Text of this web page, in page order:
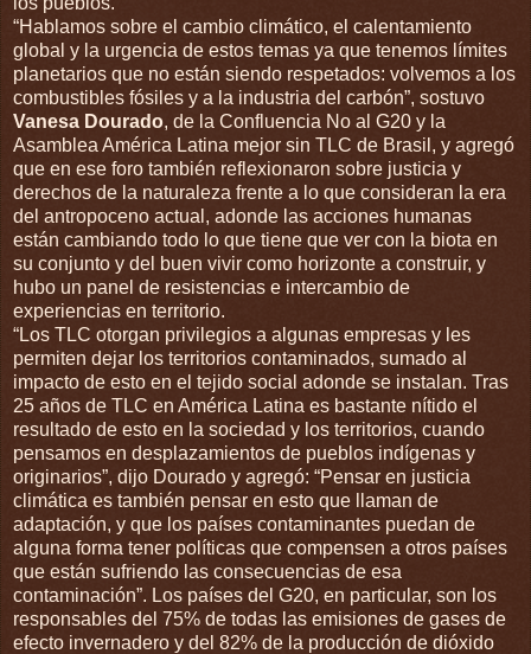
“Hablamos sobre el cambio climático, el calentamiento
global y la urgencia de estos temas ya que tenemos límites
planetarios que no están siendo respetados: volvemos a los
combustibles fósiles y a la industria del carbón”, sostuvo
Vanesa Dourado, de la Confluencia No al G20 y la
Asamblea América Latina mejor sin TLC de Brasil, y agregó
que en ese foro también reflexionaron sobre justicia y
derechos de la naturaleza frente a lo que consideran la era
del antropoceno actual, adonde las acciones humanas
están cambiando todo lo que tiene que ver con la biota en
su conjunto y del buen vivir como horizonte a construir, y
hubo un panel de resistencias e intercambio de
experiencias en territorio.
“Los TLC otorgan privilegios a algunas empresas y les
permiten dejar los territorios contaminados, sumado al
impacto de esto en el tejido social adonde se instalan. Tras
25 años de TLC en América Latina es bastante nítido el
resultado de esto en la sociedad y los territorios, cuando
pensamos en desplazamientos de pueblos indígenas y
originarios”, dijo Dourado y agregó: “Pensar en justicia
climática es también pensar en esto que llaman de
adaptación, y que los países contaminantes puedan de
alguna forma tener políticas que compensen a otros países
que están sufriendo las consecuencias de esa
contaminación”. Los países del G20, en particular, son los
responsables del 75% de todas las emisiones de gases de
efecto invernadero y del 82% de la producción de dióxido